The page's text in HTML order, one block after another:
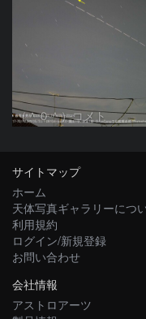
（＾０＾）コメト
サイトマップ
ホーム
天体写真ギャラリーにつ
利用規約
ログイン/新規登録
お問い合わせ
会社情報
アストロアーツ